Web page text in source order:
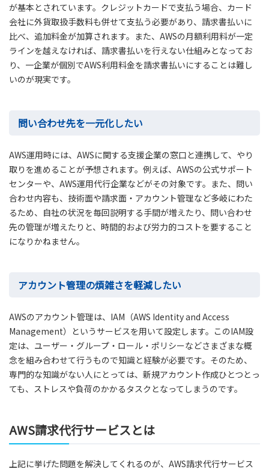
が基本とされています。クレジットカードで支払う場合、カード
会社に外貨取扱手数料も併せて支払う必要があり、請求書払いに
比べ、追加料金が加算されます。また、AWSの月額利用料が一定
ラインを越えなければ、請求書払いを行えない仕組みとなってお
り、一企業が個別でAWS利用料金を請求書払いにすることは難し
いのが現実です。
問い合わせ先を一元化したい
AWS運用時には、AWSに関する支援企業の窓口と連携して、やり
取りを進めることが予想されます。例えば、AWSの公式サポート
センターや、AWS運用代行企業などがその対象です。また、問い
合わせ内容も、技術面や請求面・アカウント管理など多岐にわた
るため、自社の状況を毎回説明する手間が増えたり、問い合わせ
先の管理が増えたりと、時間的および労力的コストを要すること
になりかねません。
アカウント管理の煩雑さを軽減したい
AWSのアカウント管理は、IAM（AWS Identity and Access
Management）というサービスを用いて設定します。このIAM設
定は、ユーザー・グループ・ロール・ポリシーなどさまざまな概
念を組み合わせて行うもので知識と経験が必要です。そのため、
専門的な知識がない人にとっては、新規アカウント作成ひとつとっ
ても、ストレスや負荷のかかるタスクとなってしまうのです。
AWS請求代行サービスとは
上記に挙げた問題を解決してくれるのが、AWS請求代行サービス